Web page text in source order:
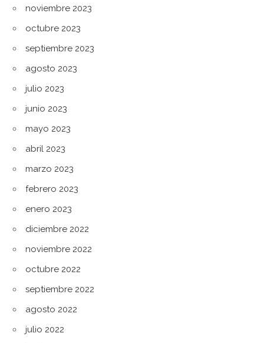
noviembre 2023
octubre 2023
septiembre 2023
agosto 2023
julio 2023
junio 2023
mayo 2023
abril 2023
marzo 2023
febrero 2023
enero 2023
diciembre 2022
noviembre 2022
octubre 2022
septiembre 2022
agosto 2022
julio 2022